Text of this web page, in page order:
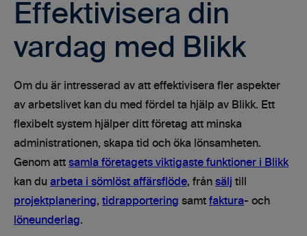
Effektivisera din
vardag med Blikk
Om du är intresserad av att effektivisera fler aspekter
av arbetslivet kan du med fördel ta hjälp av Blikk. Ett
flexibelt system hjälper ditt företag att minska
administrationen, skapa tid och öka lönsamheten.
Genom att samla företagets viktigaste funktioner i Blikk
kan du arbeta i sömlöst affärsflöde, från sälj till
projektplanering, tidrapportering samt faktura- och
löneunderlag.